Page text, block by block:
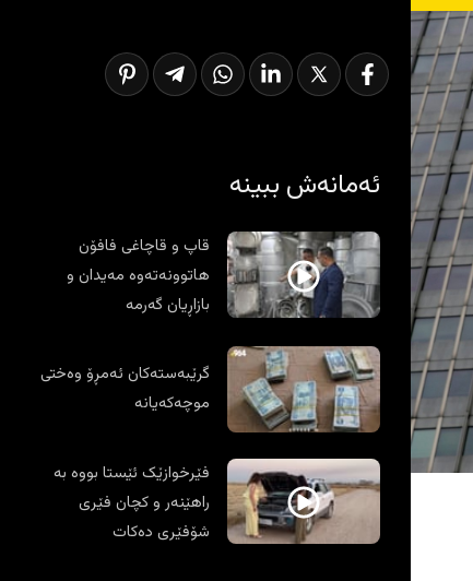
ئەمانەش ببینە
قاپ و قاچاغی فافۆن
هاتوونەتەوە مەیدان و
بازاڕیان گەرمە
گرێبەستەکان ئەمڕۆ وەختی
موچەکەیانە
فێرخوازێک ئێستا بووە بە
راهێنەر و کچان فێری
شۆفێری دەکات